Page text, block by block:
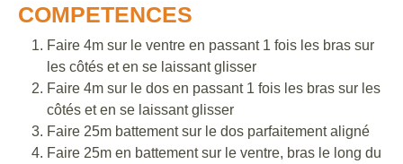
COMPETENCES
Faire 4m sur le ventre en passant 1 fois les bras sur
les côtés et en se laissant glisser
Faire 4m sur le dos en passant 1 fois les bras sur les
côtés et en se laissant glisser
Faire 25m battement sur le dos parfaitement aligné
Faire 25m en battement sur le ventre, bras le long du